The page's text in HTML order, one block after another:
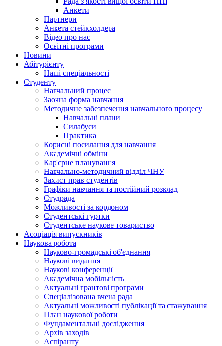
Анкети
Партнери
Анкета стейкхолдера
Відео про нас
Освітні програми
Hовини
Абітурієнту
Наші спеціальності
Студенту
Навчальний процес
Заочна форма навчання
Методичне забезпечення навчального процесу
Навчальні плани
Силабуси
Практика
Корисні посилання для навчання
Академічні обміни
Кар'єрне планування
Навчально-методичний відділ ЧНУ
Захист прав студентів
Графіки навчання та постійний розклад
Студрада
Можливості за кордоном
Студентські гуртки
Студентське наукове товариство
Асоціація випускників
Наукова робота
Науково-громадські об'єднання
Наукові видання
Наукові конференції
Академічна мобільність
Актуальні грантові програми
Спеціалізована вчена рада
Актуальні можливості публікації та стажування
План наукової роботи
Фундаментальні дослідження
Архів заходів
Аспіранту